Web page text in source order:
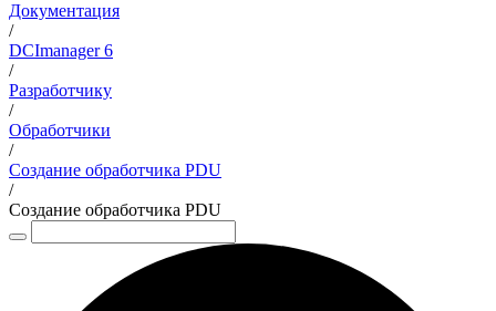
Документация
/
DCImanager 6
/
Разработчику
/
Обработчики
/
Создание обработчика PDU
/
Создание обработчика PDU